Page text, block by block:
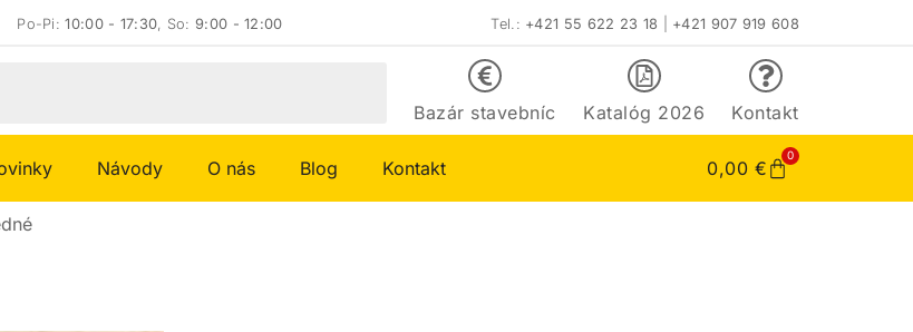
Po-Pi:10:00 - 17:30, So:9:00 - 12:00 Tel.: +421 55 622 23 18 +421 907 919 608
Bazár stavebníc Katalóg 2026 Kontakt
Návody O nás Blog Kontakt 0,00 €
0